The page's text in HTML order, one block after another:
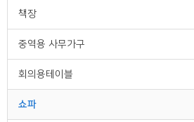
책장
중역용 사무가구
회의용테이블
쇼파